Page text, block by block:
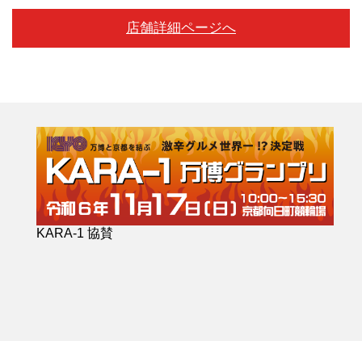
店舗詳細ページへ
KARA-1 協賛